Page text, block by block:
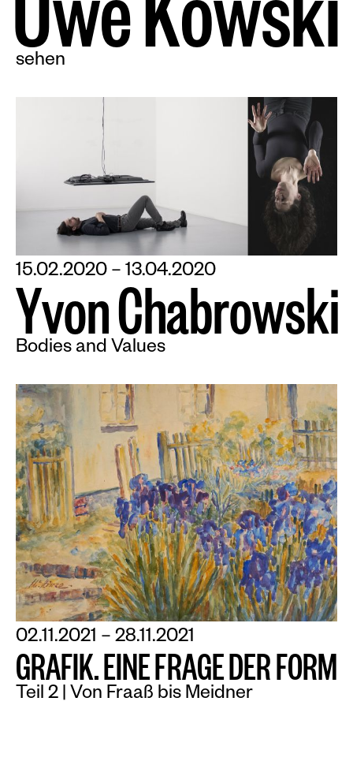
UweKowski
sehen
15.02.2020 – 13.04.2020
YvonChabrowski
Bodies and Values
02.11.2021 – 28.11.2021
GRAFIK.EINEFRAGEDERFORM
Teil 2 | Von Fraaß bis Meidner